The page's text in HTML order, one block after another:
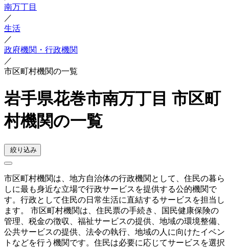
南万丁目
／
生活
／
政府機関・行政機関
／
市区町村機関の一覧
岩手県花巻市南万丁目 市区町
村機関の一覧
絞り込み
市区町村機関は、地方自治体の行政機関として、住民の暮ら
しに最も身近な立場で行政サービスを提供する公的機関で
す。行政として住民の日常生活に直結するサービスを担当し
ます。 市区町村機関は、住民票の手続き、国民健康保険の
管理、税金の徴収、福祉サービスの提供、地域の環境整備、
公共サービスの提供、法令の執行、地域の人に向けたイベン
トなどを行う機関です。住民は必要に応じてサービスを選択